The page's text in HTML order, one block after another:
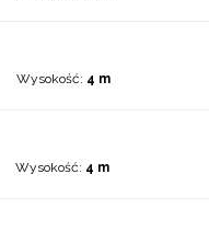
Wysokość: 4 m
Wysokość: 4 m